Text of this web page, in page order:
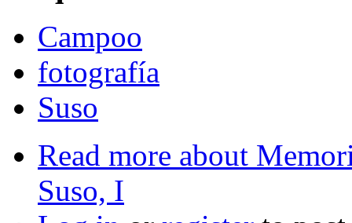
Campoo
fotografía
Suso
Read more about
Suso, I